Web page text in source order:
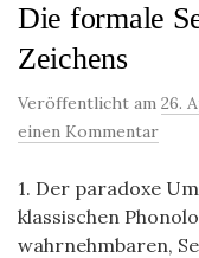
Die formale
Zeichens
Veröffentlicht am 26.
einen Kommentar
1. Der paradoxe
klassischen
wahrnehmbaren,